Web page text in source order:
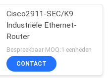
Cisco2911-SEC/K9
Industriële Ethernet-
Router
Bespreekbaar MOQ:1 eenheden
CONTACT